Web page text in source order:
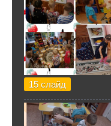
15 слайд